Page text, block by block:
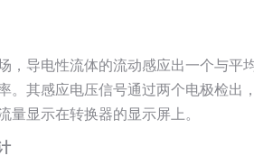
，导电性流体的流动感应出一个与平
。其感应电压信号通过两个电极检出
显示在转换器的显示屏上。